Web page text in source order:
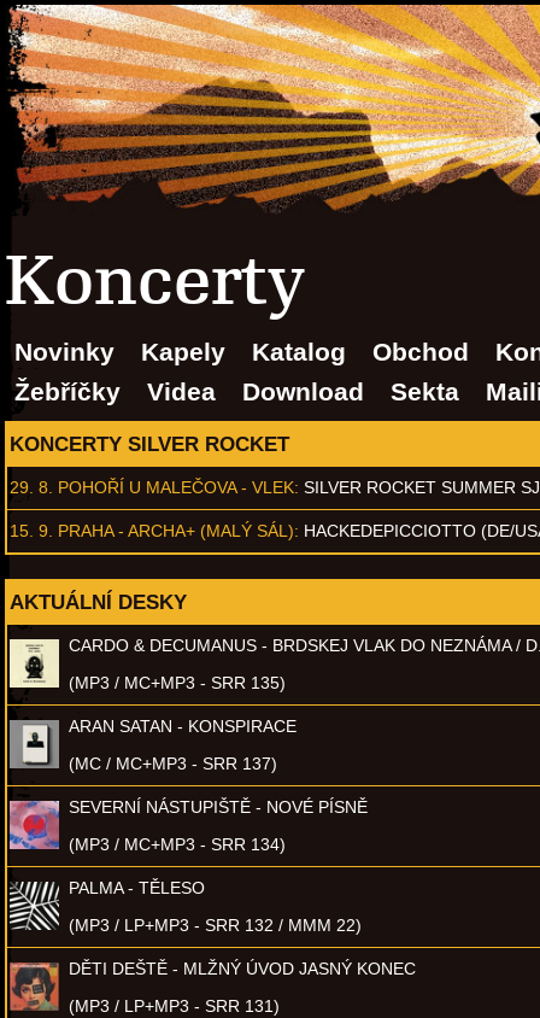
Koncerty
Novinky Kapely Katalog Obchod
Žebříčky
Videa Download Sekta
KONCERTY SILVER ROCKET
29. 8. POHOŘÍ U MALEČOVA - VLEK: SILVER ROCKET SUMMER
15. 9. PRAHA - ARCHA+ (MALÝ SÁL): HACKEDEPICCIOTTO (DE/
AKTUÁLNÍ DESKY
CARDO & DECUMANUS - BRDSKEJ VLAK DO NEZNÁMA /
(MP3 / MC+MP3 - SRR 135)
ARAN SATAN - KONSPIRACE
(MC / MC+MP3 - SRR 137)
SEVERNÍ NÁSTUPIŠTĚ - NOVÉ PÍSNĚ
(MP3 / MC+MP3 - SRR 134)
PALMA - TĚLESO
(MP3 / LP+MP3 - SRR 132 / MMM 22)
DĚTI DEŠTĚ - MLŽNÝ ÚVOD JASNÝ KONEC
(MP3 / LP+MP3 - SRR 131)